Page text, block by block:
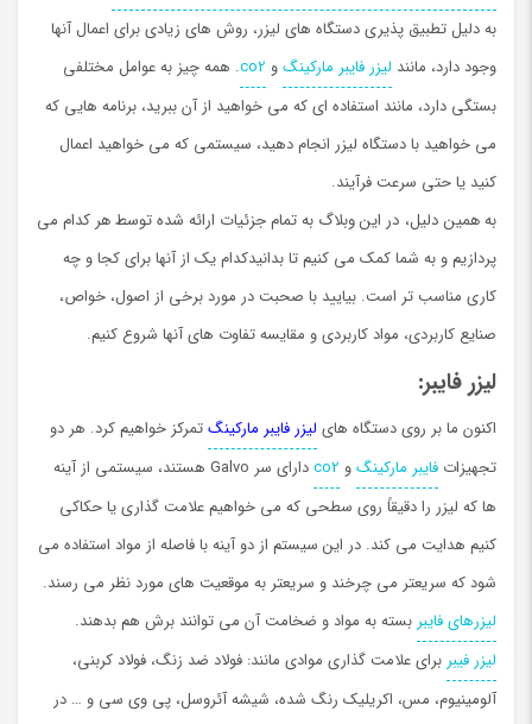
به دلیل تطبیق پذیری دستگاه های لیزر، روش های زیادی برای اعمال آنها
وجود دارد، مانند لیزر فایبر مارکینگو co2. همه چیز به عوامل مختلفی
بستگی دارد، مانند استفاده ای که می خواهید از آن ببرید، برنامه هایی که
می خواهید با دستگاه لیزر انجام دهید، سیستمی که می خواهید اعمال
کنید یا حتی سرعت فرآیند.
به همین دلیل، در این وبلاگ به تمام جزئیات ارائه شده توسط هر کدام می
پردازیم و به شما کمک می کنیم تا بدانیدکدام یک از آنها برای کجا و چه
کاری مناسب تر است. بیایید با صحبت در مورد برخی از اصول، خواص،
صنایع کاربردی، مواد کاربردی و مقایسه تفاوت های آنها شروع کنیم.
لیزر فایبر:
اکنون ما بر روی دستگاه های لیزر فایبر مارکینگتمرکز خواهیم کرد. هر دو
تجهیزات فایبر مارکینگو co2
دارای سر Galvo هستند، سیستمی از آینه
ها که لیزر را دقیقاً روی سطحی که می خواهیم علامت گذاری یا حکاکی
کنیم هدایت می کند. در این سیستم از دو آینه با فاصله از مواد استفاده می
شود که سریعتر می چرخند و سریعتر به موقعیت های مورد نظر می رسند.
لیزرهای فایبر بسته به مواد و ضخامت آن می توانند برش هم بدهند.
لیزر فیبر برای علامت گذاری موادی مانند: فولاد ضد زنگ، فولاد کربنی،
آلومینیوم، مس، اکریلیک رنگ شده، شیشه آئروسل، پی وی سی و … در